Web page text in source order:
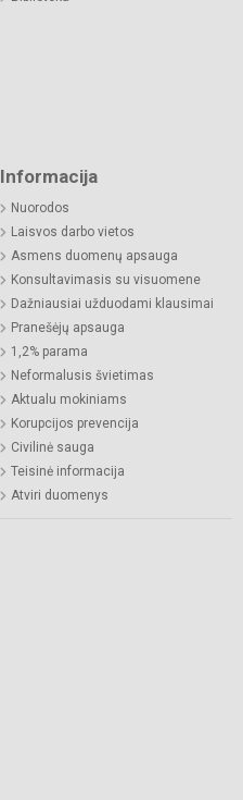
Informacija
Nuorodos
Laisvos darbo vietos
Asmens duomenų apsauga
Konsultavimasis su visuomene
Dažniausiai užduodami klausimai
Pranešėjų apsauga
1,2% parama
Neformalusis švietimas
Aktualu mokiniams
Korupcijos prevencija
Civilinė sauga
Teisinė informacija
Atviri duomenys